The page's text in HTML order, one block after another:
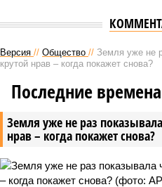
Версия // Общество // Земля уже не
крутой нрав – когда покажет снова?
Земля уже не раз
нрав – когда покажет снова?
Последние времена